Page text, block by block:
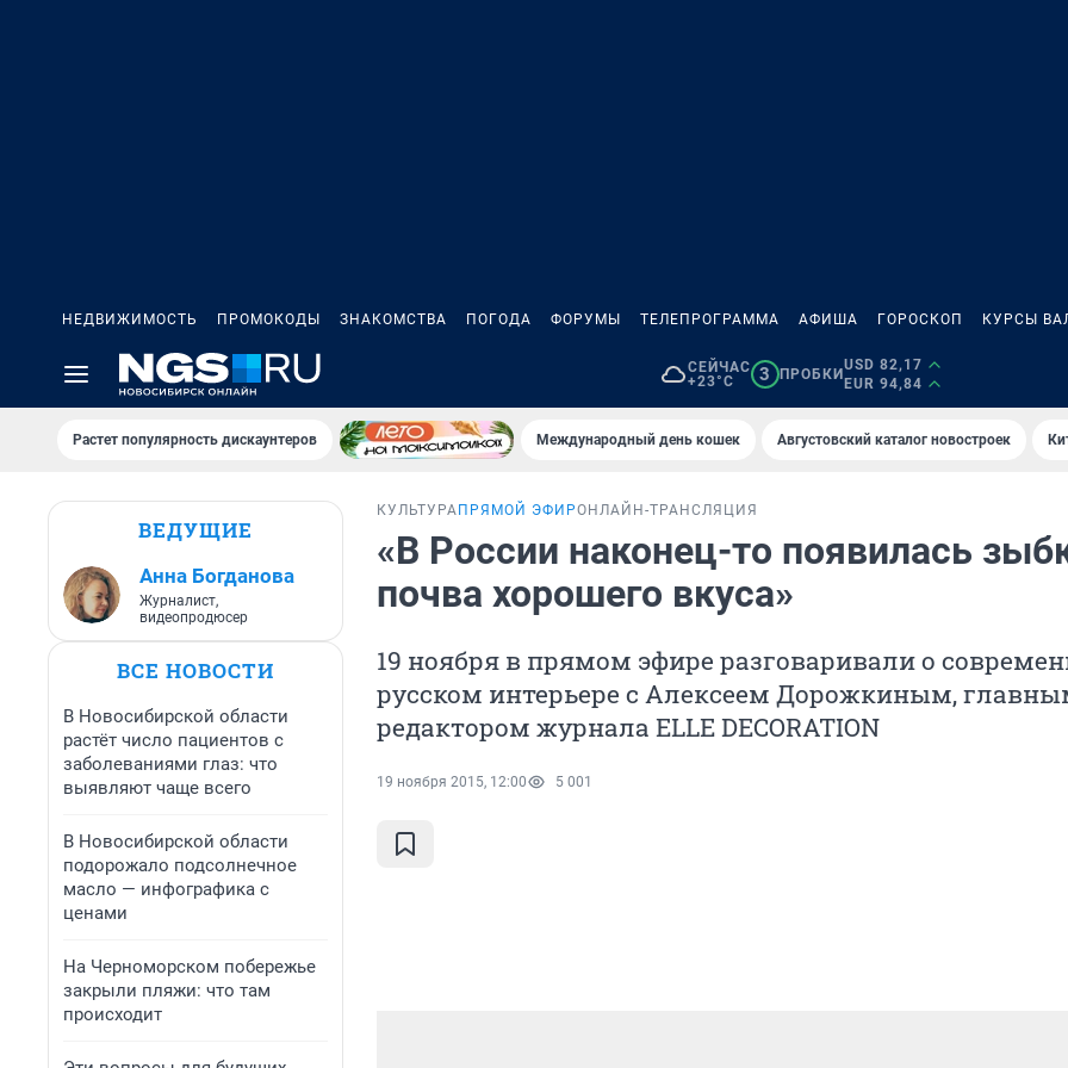
НЕДВИЖИМОСТЬ ПРОМОКОДЫ ЗНАКОМСТВА ПОГОДА ФОРУМЫ ТЕЛЕПРОГРАММА АФИША ГОРОСКОП КУРСЫ
СЕЙЧАС
+23°C
3 ПРОБКИ
USD 82,17
EUR 94,84
Растет популярность дискаунтеров Международный день кошек Августовский каталог новостроек
ВЕДУЩИЕ
Анна Богданова
Журналист,
видеопродюсер
ВСЕ НОВОСТИ
В Новосибирской области
растёт число пациентов с
заболеваниями глаз: что
выявляют чаще всего
В Новосибирской области
подорожало подсолнечное
масло — инфографика с
ценами
На Черноморском побережье
закрыли пляжи: что там
происходит
КУЛЬТУРА ПРЯМОЙ ЭФИРОНЛАЙН-ТРАНСЛЯЦИЯ
«В России наконец-то появилась
почва хорошего вкуса»
19 ноября в прямом эфире разговаривали о
русском интерьере с Алексеем Дорожкиным,
редактором журнала ELLE DECORATION
19 ноября 2015, 12:00 5 001